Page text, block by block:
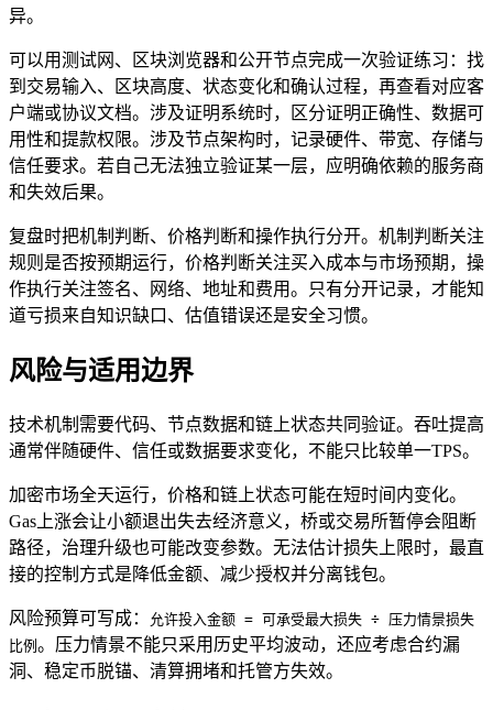
异。
可以用测试网、区块浏览器和公开节点完成一次验证练习：找
到交易输入、区块高度、状态变化和确认过程，再查看对应客
户端或协议文档。涉及证明系统时，区分证明正确性、数据可
用性和提款权限。涉及节点架构时，记录硬件、带宽、存储与
信任要求。若自己无法独立验证某一层，应明确依赖的服务商
和失效后果。
复盘时把机制判断、价格判断和操作执行分开。机制判断关注
规则是否按预期运行，价格判断关注买入成本与市场预期，操
作执行关注签名、网络、地址和费用。只有分开记录，才能知
道亏损来自知识缺口、估值错误还是安全习惯。
风险与适用边界
技术机制需要代码、节点数据和链上状态共同验证。吞吐提高
通常伴随硬件、信任或数据要求变化，不能只比较单一TPS。
加密市场全天运行，价格和链上状态可能在短时间内变化。
Gas上涨会让小额退出失去经济意义，桥或交易所暂停会阻断
路径，治理升级也可能改变参数。无法估计损失上限时，最直
接的控制方式是降低金额、减少授权并分离钱包。
风险预算可写成：
允许投入金额 = 可承受最大损失 ÷ 压力情景损失
比例。压力情景不能只采用历史平均波动，还应考虑合约漏
洞、稳定币脱锚、清算拥堵和托管方失效。